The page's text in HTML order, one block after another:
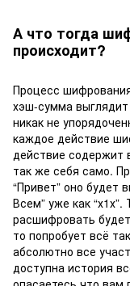
А что тогда
происходит?
Процесс
хэш-сумма
никак не
каждое действие
действие содержит
так же себя само.
“Привет” оно будет
Всем” уже как
расшифровать
то попробует всё
абсолютно все
доступна история